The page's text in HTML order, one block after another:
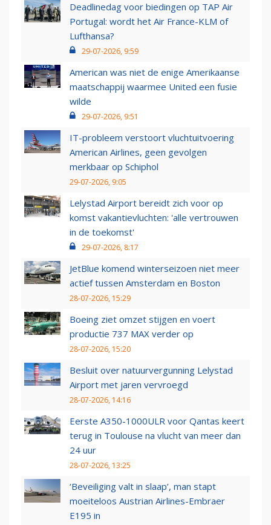
Deadlinedag voor biedingen op TAP Air
Portugal: wordt het Air France-KLM of
Lufthansa?
29-07-2026, 9:59
American was niet de enige Amerikaanse
maatschappij waarmee United een fusie
wilde
29-07-2026, 9:51
IT-probleem verstoort vluchtuitvoering
American Airlines, geen gevolgen
merkbaar op Schiphol
29-07-2026, 9:05
Lelystad Airport bereidt zich voor op
komst vakantievluchten: 'alle vertrouwen
in de toekomst'
29-07-2026, 8:17
JetBlue komend winterseizoen niet meer
actief tussen Amsterdam en Boston
28-07-2026, 15:29
Boeing ziet omzet stijgen en voert
productie 737 MAX verder op
28-07-2026, 15:20
Besluit over natuurvergunning Lelystad
Airport met jaren vervroegd
28-07-2026, 14:16
Eerste A350-1000ULR voor Qantas keert
terug in Toulouse na vlucht van meer dan
24 uur
28-07-2026, 13:25
‘Beveiliging valt in slaap’, man stapt
moeiteloos Austrian Airlines-Embraer
E195 in